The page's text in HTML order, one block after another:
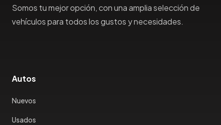
Somos tu mejor opción, con una amplia selección de
vehículos para todos los gustos y necesidades.
Autos
Nuevos
Usados